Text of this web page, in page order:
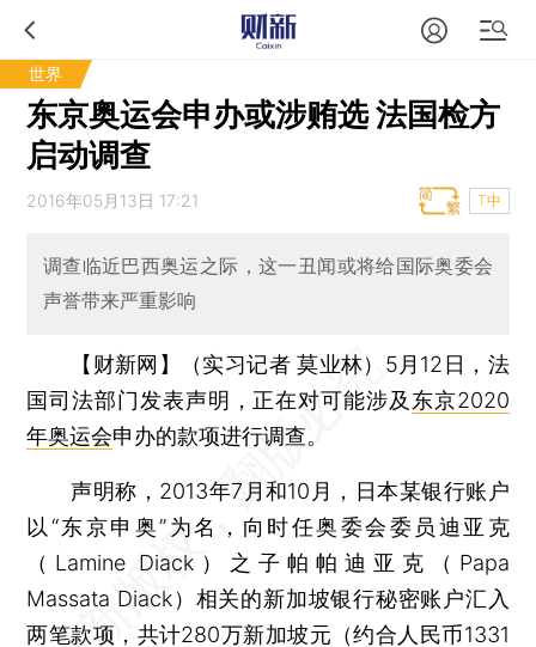
世界
东京奥运会申办或涉贿选 法国检方
启动调查
2016年05月13日 17:21 T中
调查临近巴西奥运之际，这一丑闻或将给国际奥委会
声誉带来严重影响
【财新网】（实习记者 莫业林） 5月12日，法
国司法部门发表声明，正在对可能涉及 东京2020
年奥运会申办的款项进行调查。
声明称，2013年7月和10月，日本某银行账户
以“东京申奥”为名，向时任奥委会委员迪亚克
（Lamine Diack）之子帕帕迪亚克（Papa
Massata Diack）相关的新加坡银行秘密账户汇入
两笔款项，共计280万新加坡元（约合人民币1331